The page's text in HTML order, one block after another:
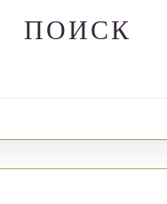
ПОИСК